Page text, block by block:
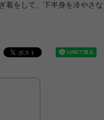
着をして、下半身を冷やさな